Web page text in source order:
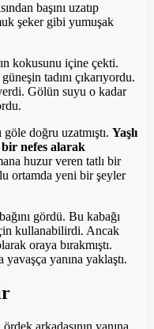
başını uzatıp
şeker gibi yumuşak
kokusunu içine çekti.
tadını çıkarıyordu.
Gölün suyu o kadar
göle doğru uzatmıştı. Yaşlı
bir nefes alarak
huzur veren tatlı bir
ortamda yeni bir şeyler
gördü. Bu kabağı
kullanabilirdi. Ancak
oraya bırakmıştı.
yanına yaklaştı.
arkadaşının yanına